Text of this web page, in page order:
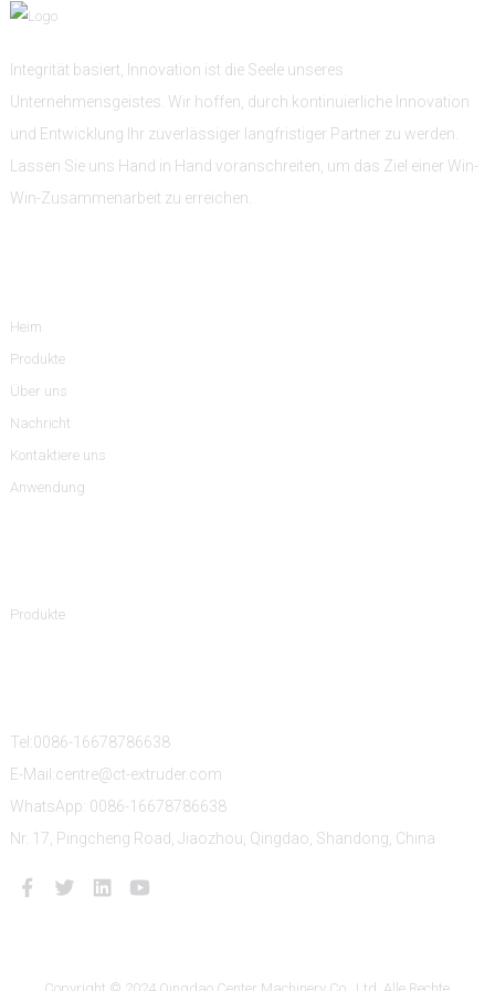
Integrität basiert, Innovation ist die Seele unseres
Unternehmensgeistes. Wir hoffen, durch kontinuierliche Innovation
und Entwicklung Ihr zuverlässiger langfristiger Partner zu werden.
Lassen Sie uns Hand in Hand voranschreiten, um das Ziel einer Win-
Win-Zusammenarbeit zu erreichen.
Heim
Produkte
Über uns
Nachricht
Kontaktiere uns
Anwendung
Produkte
Tel:0086-16678786638
E-Mail:centre@ct-extruder.com
WhatsApp: 0086-16678786638
Nr. 17, Pingcheng Road, Jiaozhou, Qingdao, Shandong, China